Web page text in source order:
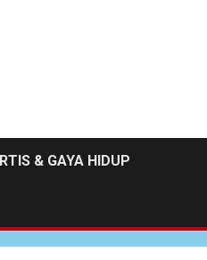
& GAYA HIDUP